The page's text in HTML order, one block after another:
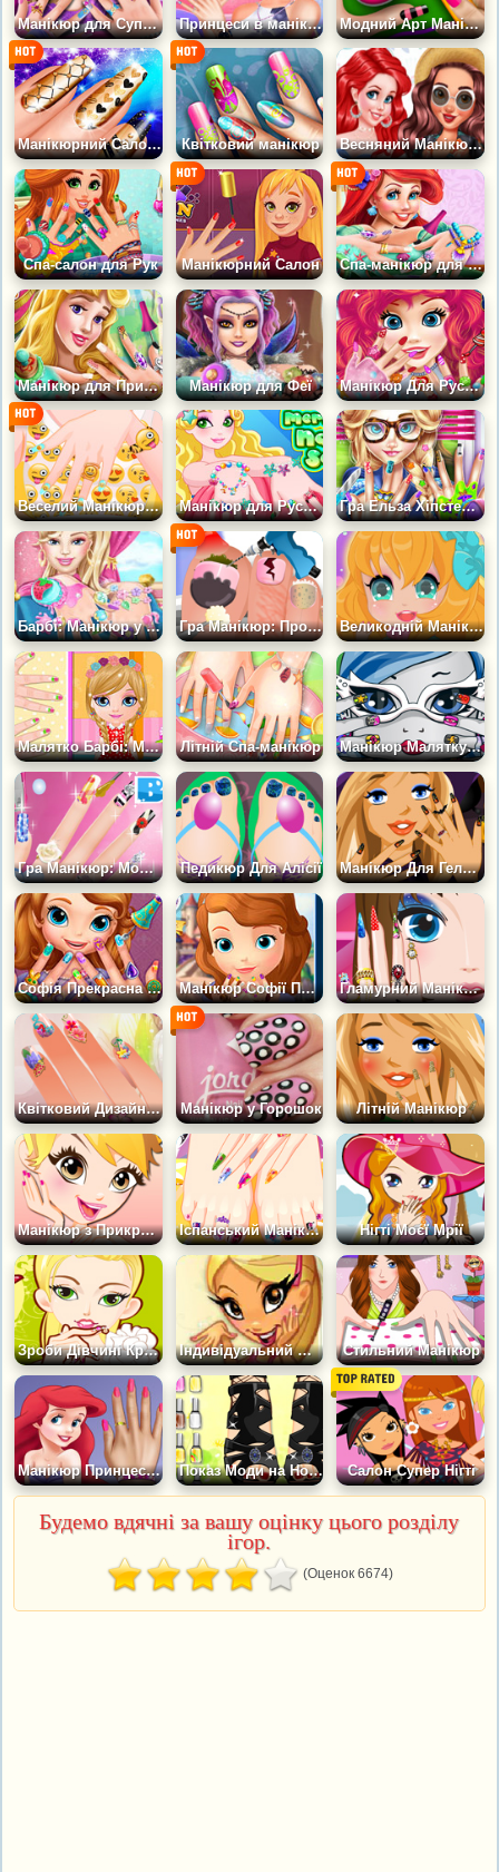
Манікюр для Супер Барбі Принцеси в манікюрному салоні Модний Арт Манікюр
Манікюрний Салон для дівчаток Квітковий манікюр Весняний Манікюр Принцес
Спа-салон для Рук Манікюрний Салон Спа-манікюр для Аріель
Манікюр для Принцеси Аврори Манікюр для Феї Манікюр Для Русалки
Веселий Манікюр для Барбі Манікюр для Русалочки Гра Ельза Хіпстер: Манікюр
Барбі: Манікюр у СПА Гра Манікюр: Проблемні Нігті Великодній Манікюр Малятку
Малятко Барбі: Манікюр Каваї Літній Спа-манікюр Манікюр Малятку Гулії
Гра Манікюр: Модні Нігті Педикюр Для Алісії Манікюр Для Геловіна
Софія Прекрасна - Салон Для Нігтів Манікюр Софії Прекрасної Гламурний Манікюр
Квітковий Дизайн Нігтів Манікюр у Горошок Літній Манікюр
Манікюр з Прикрасами Іспанський Манікюр і Педикюр Нігті Моєї Мрії
Зроби Дівчині Красиві Нігті Індивідуальний Манікюрний Салон Стильний Манікюр
Манікюр Принцеси Аріель Показ Моди на Ногах Салон Супер Нігті
Будемо вдячні за вашу оцінку цього розділу
ігор.
(Оценок 6674)